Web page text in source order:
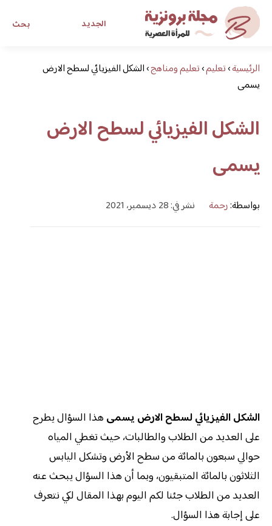
بحث الجديد
مجلة برونزية للفتاة العصريةالرئيسية›تعليم›تعليم ومناهج›الشكل الفيزيائي لسطح الارض
يسمى
الشكل الفيزيائي لسطح الارض
يسمى
بواسطة:رحمة نشر في: 28 ديسمبر، 2021
الشكل الفيزيائي لسطح الارض يسمى هذا السؤال يطرح
على العديد من الطلاب والطالبات، حيث تغطي المياه
حوالي سبعون بالمائة من سطح الأرض وتشكل اليابس
الثلاثون بالمائة المتبقيون، وبما أن هذا السؤال يبحث عنه
العديد من الطلاب جئنا لكم اليوم بهذا المقال لكي نتعرف
على إجابة هذا السؤال.